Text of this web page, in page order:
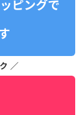
ピングで
／